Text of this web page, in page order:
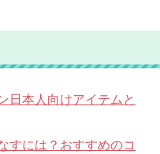
日本人向けアイテムと
すには？おすすめのコ